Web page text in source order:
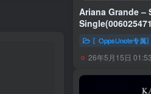
Ariana Grande –
44.1kHz】土耳其区
〖OppsUnote专属〗
26年5月15日 01:53